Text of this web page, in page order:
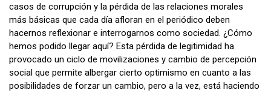
casos de corrupción y la pérdida de las relaciones morales
más básicas que cada día afloran en el periódico deben
hacernos reflexionar e interrogarnos como sociedad. ¿Cómo
hemos podido llegar aquí? Esta pérdida de legitimidad ha
provocado un ciclo de movilizaciones y cambio de percepción
social que permite albergar cierto optimismo en cuanto a las
posibilidades de forzar un cambio, pero a la vez, está haciendo